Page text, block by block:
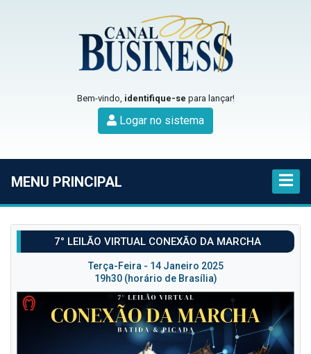
Bem-vindo, identifique-se para lançar!
Logar no sistema
MENU PRINCIPAL
7° LEILÃO VIRTUAL CONEXÃO DA MARCHA
Terça-Feira - 14 Janeiro 2025
19h30 (horário de Brasília)